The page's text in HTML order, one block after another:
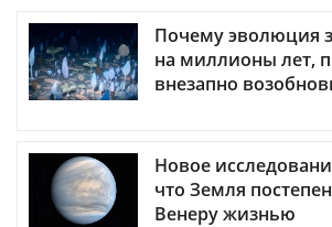
Почему эволюция
на миллионы лет,
внезапно
Новое
что Земля
Венеру жизнью